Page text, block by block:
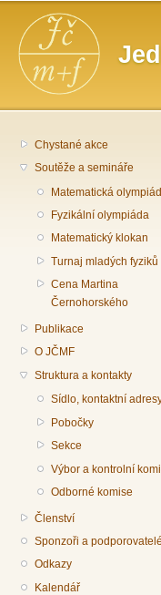
Hlavní menu
Chystané akce
Soutěže a semináře
Matematická
Fyzikální olympiáda
Matematický klokan
Turnaj mladých fyziků
Cena Martina
Černohorského
Publikace
O JČMF
Struktura a kontakty
Sídlo, kontaktní
Pobočky
Sekce
Výbor a kontrolní
Odborné komise
Členství
Sponzoři a podporovatelé
Odkazy
Kalendář